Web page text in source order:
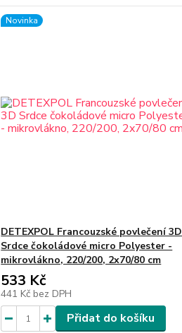
Novinka
DETEXPOL Francouzské povlečení 3D
Srdce čokoládové micro Polyester -
mikrovlákno, 220/200, 2x70/80 cm
533 Kč
441 Kč bez DPH
Přidat do košíku